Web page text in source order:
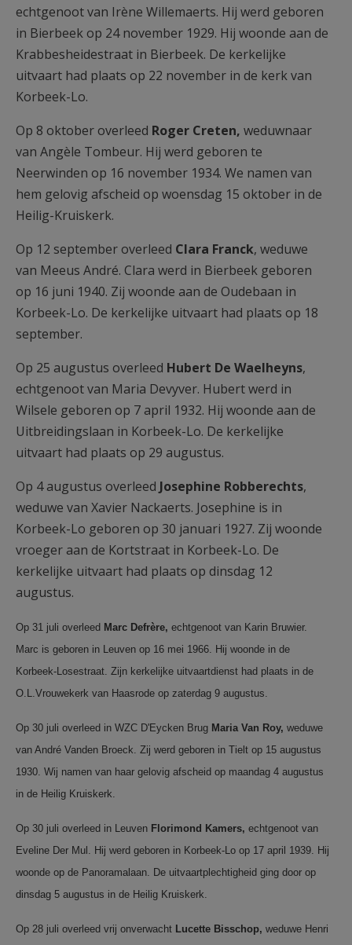
echtgenoot van Irène Willemaerts. Hij werd geboren
in Bierbeek op 24 november 1929. Hij woonde aan de
Krabbesheidestraat in Bierbeek. De kerkelijke
uitvaart had plaats op 22 november in de kerk van
Korbeek-Lo.
Op 8 oktober overleed Roger Creten, weduwnaar
van Angèle Tombeur. Hij werd geboren te
Neerwinden op 16 november 1934. We namen van
hem gelovig afscheid op woensdag 15 oktober in de
Heilig-Kruiskerk.
Op 12 september overleed Clara Franck, weduwe
van Meeus André. Clara werd in Bierbeek geboren
op 16 juni 1940. Zij woonde aan de Oudebaan in
Korbeek-Lo. De kerkelijke uitvaart had plaats op 18
september.
Op 25 augustus overleed Hubert De Waelheyns,
echtgenoot van Maria Devyver. Hubert werd in
Wilsele geboren op 7 april 1932. Hij woonde aan de
Uitbreidingslaan in Korbeek-Lo. De kerkelijke
uitvaart had plaats op 29 augustus.
Op 4 augustus overleed Josephine Robberechts,
weduwe van Xavier Nackaerts. Josephine is in
Korbeek-Lo geboren op 30 januari 1927. Zij woonde
vroeger aan de Kortstraat in Korbeek-Lo. De
kerkelijke uitvaart had plaats op dinsdag 12
augustus.
Op 31 juli overleed Marc Defrère, echtgenoot van Karin Bruwier.
Marc is geboren in Leuven op 16 mei 1966. Hij woonde in de
Korbeek-Losestraat. Zijn kerkelijke uitvaartdienst had plaats in de
O.L.Vrouwekerk van Haasrode op zaterdag 9 augustus.
Op 30 juli overleed in WZC D'Eycken Brug Maria Van Roy, weduwe
van André Vanden Broeck. Zij werd geboren in Tielt op 15 augustus
1930. Wij namen van haar gelovig afscheid op maandag 4 augustus
in de Heilig Kruiskerk.
Op 30 juli overleed in Leuven Florimond Kamers, echtgenoot van
Eveline Der Mul. Hij werd geboren in Korbeek-Lo op 17 april 1939. Hij
woonde op de Panoramalaan. De uitvaartplechtigheid ging door op
dinsdag 5 augustus in de Heilig Kruiskerk.
Op 28 juli overleed vrij onverwacht Lucette Bisschop, weduwe Henri